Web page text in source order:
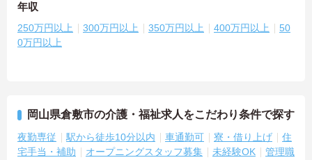
年収
250万円以上 300万円以上 350万円以上 400万円以上
50
0万円以上
岡山県倉敷市の介護・福祉求人をこだわり条件で探す
夜勤専従 駅から徒歩10分以内 車通勤可 寮・借り上げ
住
宅手当・補助
オープニングスタッフ募集 未経験OK
管理職